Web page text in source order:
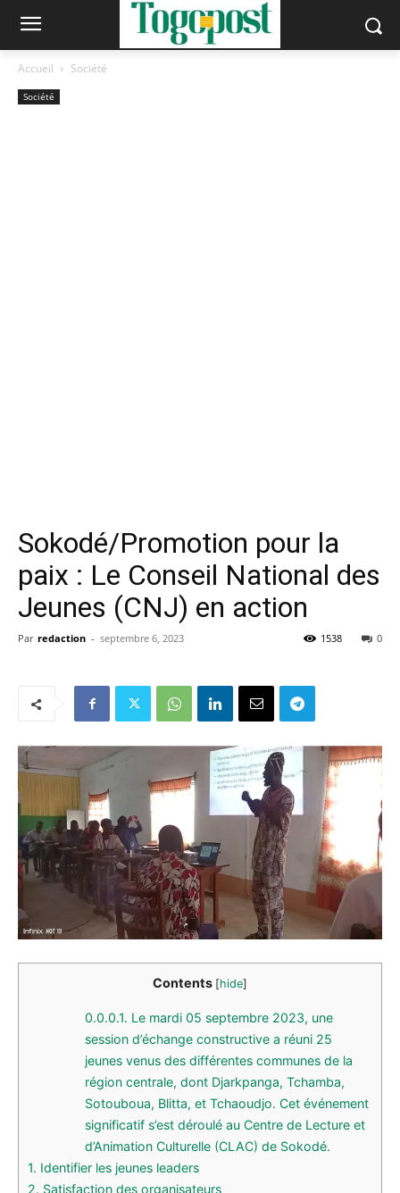
Accueil Société
Société
Sokodé/Promotion pour la
paix : Le Conseil National des
Jeunes (CNJ) en action
Par redaction - septembre 6, 2023 0
1538
Contents [hide]
0.0.0.1. Le mardi 05 septembre 2023, une
session d’échange constructive a réuni 25
jeunes venus des différentes communes de la
région centrale, dont Djarkpanga, Tchamba,
Sotouboua, Blitta, et Tchaoudjo. Cet événement
significatif s’est déroulé au Centre de Lecture et
d’Animation Culturelle (CLAC) de Sokodé.
1. Identifier les jeunes leaders
2. Satisfaction des organisateurs